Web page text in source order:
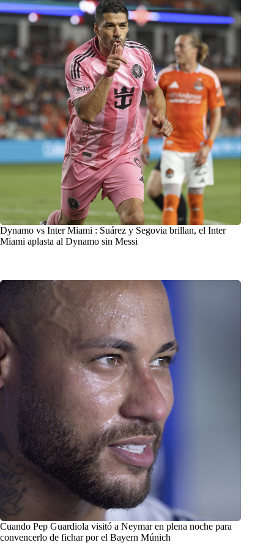
Dynamo vs Inter Miami : Suárez y Segovia brillan, el Inter
Miami aplasta al Dynamo sin Messi
Cuando Pep Guardiola visitó a Neymar en plena noche para
convencerlo de fichar por el Bayern Múnich